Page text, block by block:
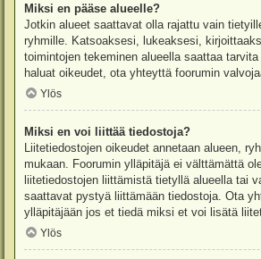
Miksi en pääse alueelle?
Jotkin alueet saattavat olla rajattu vain
ryhmille. Katsoaksesi, lukeaksesi,
toimintojen tekeminen alueella saattaa
haluat oikeudet, ota yhteyttä foorumin
Ylös
Miksi en voi liittää tiedostoja?
Liitetiedostojen oikeudet annetaan alueen,
mukaan. Foorumin ylläpitäjä ei välttämättä
liitetiedostojen liittämistä tietyllä alueella tai
saattavat pystyä liittämään tiedostoja. Ota
ylläpitäjään jos et tiedä miksi et voi lisätä
Ylös